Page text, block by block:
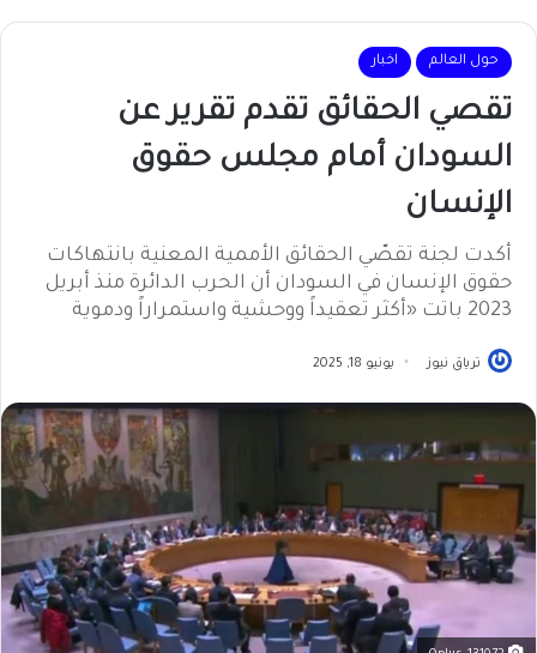
حول العالم اخبار
تقصي الحقائق تقدم تقرير عن
السودان أمام مجلس حقوق
الإنسان
أكدت لجنة تقصّي الحقائق الأممية المعنية بانتهاكات
حقوق الإنسان في السودان أن الحرب الدائرة منذ أبريل
2023 باتت «أكثر تعقيداً ووحشية واستمراراً ودموية
ترياق نيوز يونيو 18, 2025